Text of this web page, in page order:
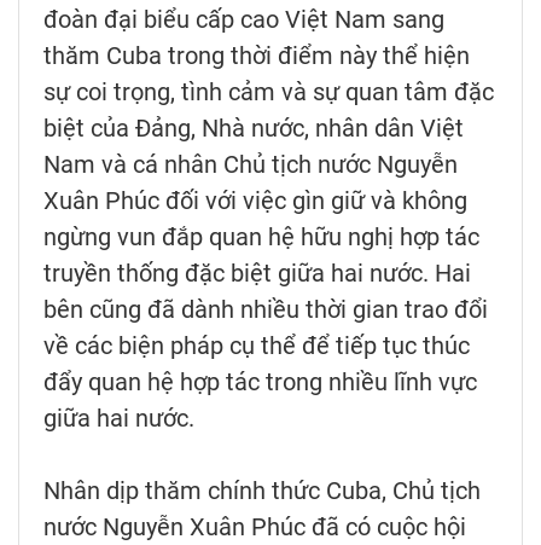
đoàn đại biểu cấp cao Việt Nam sang
thăm Cuba trong thời điểm này thể hiện
sự coi trọng, tình cảm và sự quan tâm đặc
biệt của Đảng, Nhà nước, nhân dân Việt
Nam và cá nhân Chủ tịch nước Nguyễn
Xuân Phúc đối với việc gìn giữ và không
ngừng vun đắp quan hệ hữu nghị hợp tác
truyền thống đặc biệt giữa hai nước. Hai
bên cũng đã dành nhiều thời gian trao đổi
về các biện pháp cụ thể để tiếp tục thúc
đẩy quan hệ hợp tác trong nhiều lĩnh vực
giữa hai nước.
Nhân dịp thăm chính thức Cuba, Chủ tịch
nước Nguyễn Xuân Phúc đã có cuộc hội